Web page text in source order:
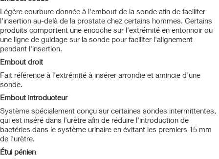
Légère courbure donnée à l'embout de la sonde afin de faciliter
l'insertion au-delà de la prostate chez certains hommes. Certains
produits comportent une encoche sur l'extrémité en entonnoir ou
une ligne de guidage sur la sonde pour faciliter l'alignement
pendant l'insertion.
Embout droit
Fait référence à l'extrémité à insérer arrondie et amincie d'une
sonde.
Embout introducteur
Système spécialement conçu sur certaines sondes intermittentes,
qui est inséré dans l'urètre afin de réduire l'introduction de
bactéries dans le système urinaire en évitant les premiers 15 mm
de l'urètre.
Étui pénien